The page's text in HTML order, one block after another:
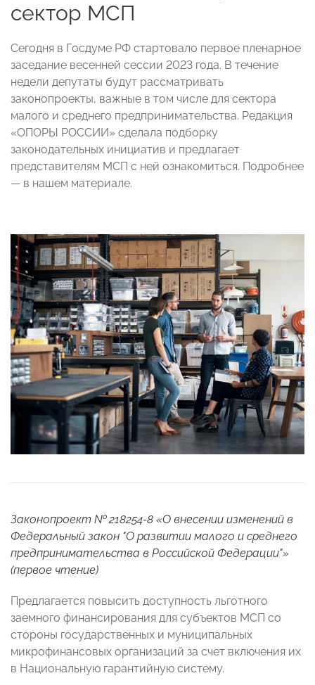
сектор МСП
Сегодня в Госдуме РФ стартовало первое пленарное
заседание весенней сессии 2023 года. В течение
недели депутаты будут рассматривать
законопроекты, важные в том числе для сектора
малого и среднего предпринимательства. Редакция
«ОПОРЫ РОССИИ» сделала подборку
законодательных инициатив и предлагает
представителям МСП с ней ознакомиться. Подробнее
— в нашем материале.
Законопроект № 218254-8 «О внесении изменений в
Федеральный закон "О развитии малого и среднего
предпринимательства в Российской Федерации"»
(первое чтение)
Предлагается повысить доступность льготного
заемного финансирования для субъектов МСП со
стороны государственных и муниципальных
микрофинансовых организаций за счет включения их
в Национальную гарантийную систему.